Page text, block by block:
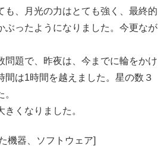
も、月光の力はとても強く、最終的
ぶったようになりました。今更なが
問題で、昨夜は、今までに輪をかけ
間は1時間を越えました。星の数３
くなりました。
機器、ソフトウェア]